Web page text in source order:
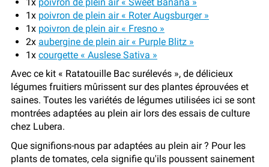
1x poivron de plein air « Roter Augsburger »
1x poivron de plein air « Fresno »
2x aubergine de plein air « Purple Blitz »
1x courgette « Auslese Sativa »
Avec ce kit « Ratatouille Bac surélevés », de délicieux
légumes fruitiers mûrissent sur des plantes éprouvées et
saines. Toutes les variétés de légumes utilisées ici se sont
montrées adaptées au plein air lors des essais de culture
chez Lubera.
Que signifions-nous par adaptées au plein air ? Pour les
plants de tomates, cela signifie qu'ils poussent sainement